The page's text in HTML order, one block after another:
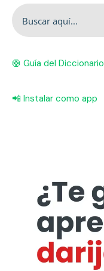
🛟 Guía del Diccionario
📲 Instalar como app